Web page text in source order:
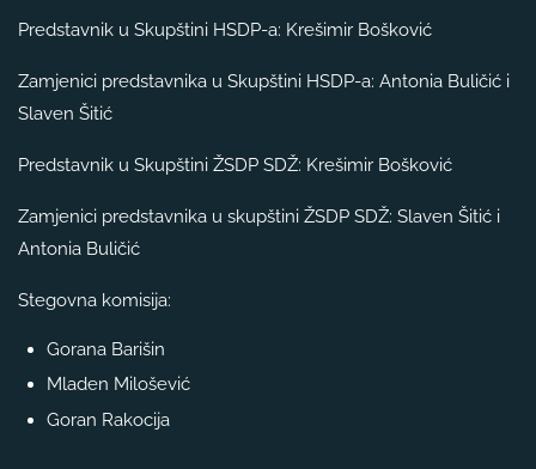
Predstavnik u Skupštini HSDP-a: Krešimir Bošković
Zamjenici predstavnika u Skupštini HSDP-a: Antonia Buličić i
Slaven Šitić
Predstavnik u Skupštini ŽSDP SDŽ: Krešimir Bošković
Zamjenici predstavnika u skupštini ŽSDP SDŽ: Slaven Šitić i
Antonia Buličić
Stegovna komisija:
Gorana Barišin
Mladen Milošević
Goran Rakocija